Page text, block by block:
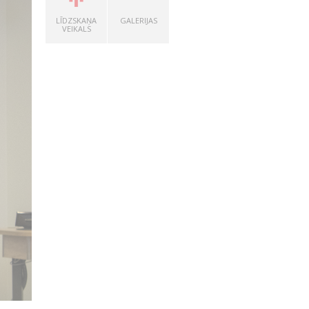
LĪDZSKAŅA
VEIKALS
GALERIJAS